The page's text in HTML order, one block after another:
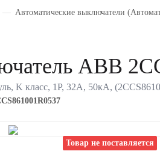
Автоматические выключатели
Товар не поставляется
ABB
K класс, 1P, 32А, 50кА,